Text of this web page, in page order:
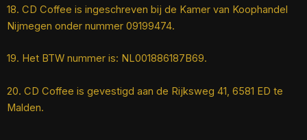
18. CD Coffee is ingeschreven bij de Kamer van Koophandel
Nijmegen onder nummer 09199474.
19. Het BTW nummer is: NL001886187B69.
20. CD Coffee is gevestigd aan de Rijksweg 41, 6581 ED te
Malden.